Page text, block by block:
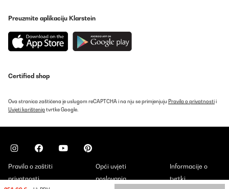
Preuzmite aplikaciju Klarstein
Certified shop
Ova stranica zaštićena je uslugom reCAPTCHA i na nju se primjenjuju Pravila o privatnostii
Uvjeti korištenja tvrtke Google.
Pravila o zaštiti
privatnosti
Opći uvjeti
poslovanja
Informacije o
tvrtki